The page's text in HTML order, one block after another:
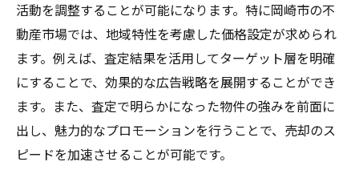
活動を調整することが可能になります。特に岡崎市の不
動産市場では、地域特性を考慮した価格設定が求められ
ます。例えば、査定結果を活用してターゲット層を明確
にすることで、効果的な広告戦略を展開することができ
ます。また、査定で明らかになった物件の強みを前面に
出し、魅力的なプロモーションを行うことで、売却のス
ピードを加速させることが可能です。